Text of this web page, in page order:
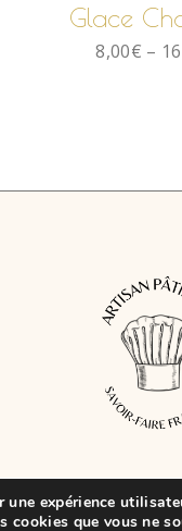
Glace
8,00€ –
expérience
cookies que vous ne